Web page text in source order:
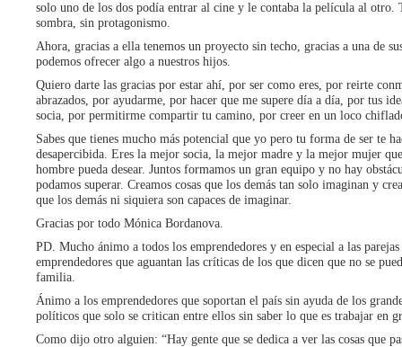
solo uno de los dos podía entrar al cine y le contaba la película al otro.
sombra, sin protagonismo.
Ahora, gracias a ella tenemos un proyecto sin techo, gracias a una de
podemos ofrecer algo a nuestros hijos.
Quiero darte las gracias por estar ahí, por ser como eres, por reirte
abrazados, por ayudarme, por hacer que me supere día a día, por tus
socia, por permitirme compartir tu camino, por creer en un loco
Sabes que tienes mucho más potencial que yo pero tu forma de ser te
desapercibida. Eres la mejor socia, la mejor madre y la mejor mujer
hombre pueda desear. Juntos formamos un gran equipo y no hay
podamos superar. Creamos cosas que los demás tan solo imaginan y
que los demás ni siquiera son capaces de imaginar.
Gracias por todo Mónica Bordanova.
PD. Mucho ánimo a todos los emprendedores y en especial a las parejas
emprendedores que aguantan las críticas de los que dicen que no se
familia.
Ánimo a los emprendedores que soportan el país sin ayuda de los
políticos que solo se critican entre ellos sin saber lo que es trabajar en
Como dijo otro alguien: “Hay gente que se dedica a ver las cosas que